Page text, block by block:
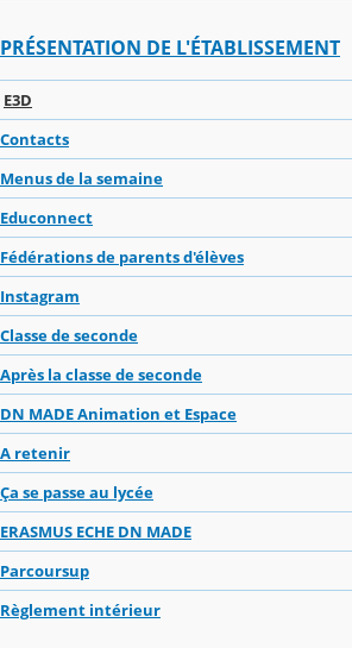
PRÉSENTATION DE L'ÉTABLISSEMENT
E3D
Contacts
Menus de la semaine
Educonnect
Fédérations de parents d'élèves
Instagram
Classe de seconde
Après la classe de seconde
DN MADE Animation et Espace
A retenir
Ça se passe au lycée
ERASMUS ECHE DN MADE
Parcoursup
Règlement intérieur